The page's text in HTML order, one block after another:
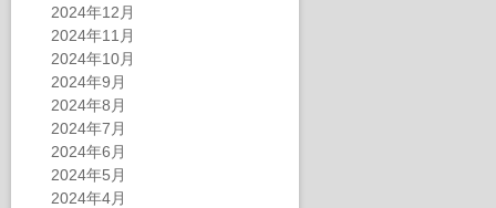
2024年12月
2024年11月
2024年10月
2024年9月
2024年8月
2024年7月
2024年6月
2024年5月
2024年4月